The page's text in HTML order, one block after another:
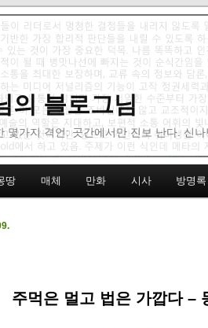
의 블로그님
가지 격언: 곳간에서만 진보 난다. 신
땅 매체 만화 시사 방명록
주먹은 멀고 법은 가깝다 –